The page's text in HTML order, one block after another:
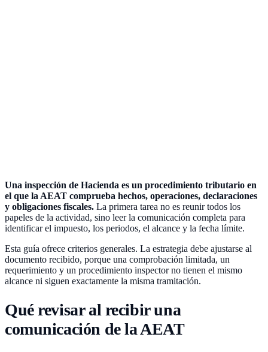
Una inspección de Hacienda es un procedimiento tributario en
el que la AEAT comprueba hechos, operaciones, declaraciones
y obligaciones fiscales. La primera tarea no es reunir todos los
papeles de la actividad, sino leer la comunicación completa para
identificar el impuesto, los periodos, el alcance y la fecha límite.
Esta guía ofrece criterios generales. La estrategia debe ajustarse al
documento recibido, porque una comprobación limitada, un
requerimiento y un procedimiento inspector no tienen el mismo
alcance ni siguen exactamente la misma tramitación.
Qué revisar al recibir una
comunicación de la AEAT